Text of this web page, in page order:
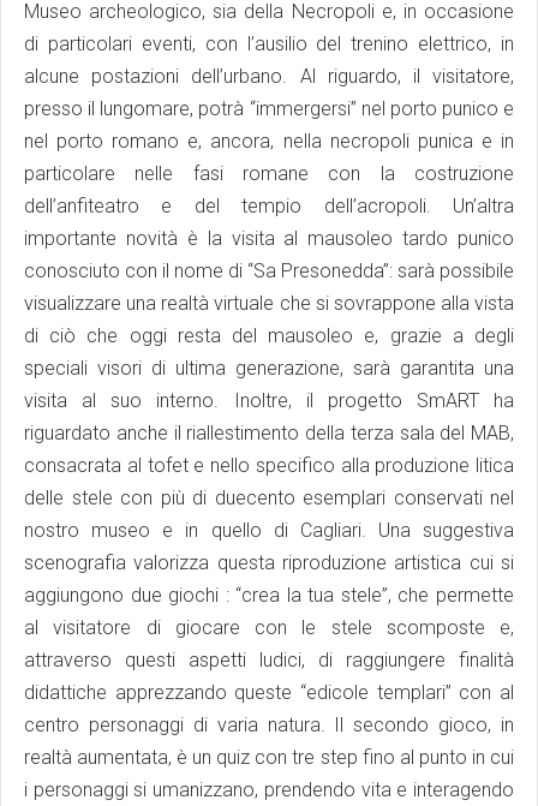
Museo archeologico, sia della Necropoli e, in occasione
di particolari eventi, con l’ausilio del trenino elettrico, in
alcune postazioni dell’urbano. Al riguardo, il visitatore,
presso il lungomare, potrà “immergersi” nel porto punico e
nel porto romano e, ancora, nella necropoli punica e in
particolare nelle fasi romane con la costruzione
dell’anfiteatro e del tempio dell’acropoli. Un’altra
importante novità è la visita al mausoleo tardo punico
conosciuto con il nome di “Sa Presonedda”: sarà possibile
visualizzare una realtà virtuale che si sovrappone alla vista
di ciò che oggi resta del mausoleo e, grazie a degli
speciali visori di ultima generazione, sarà garantita una
visita al suo interno. Inoltre, il progetto SmART ha
riguardato anche il riallestimento della terza sala del MAB,
consacrata al tofet e nello specifico alla produzione litica
delle stele con più di duecento esemplari conservati nel
nostro museo e in quello di Cagliari. Una suggestiva
scenografia valorizza questa riproduzione artistica cui si
aggiungono due giochi : “crea la tua stele”, che permette
al visitatore di giocare con le stele scomposte e,
attraverso questi aspetti ludici, di raggiungere finalità
didattiche apprezzando queste “edicole templari” con al
centro personaggi di varia natura. Il secondo gioco, in
realtà aumentata, è un quiz con tre step fino al punto in cui
i personaggi si umanizzano, prendendo vita e interagendo